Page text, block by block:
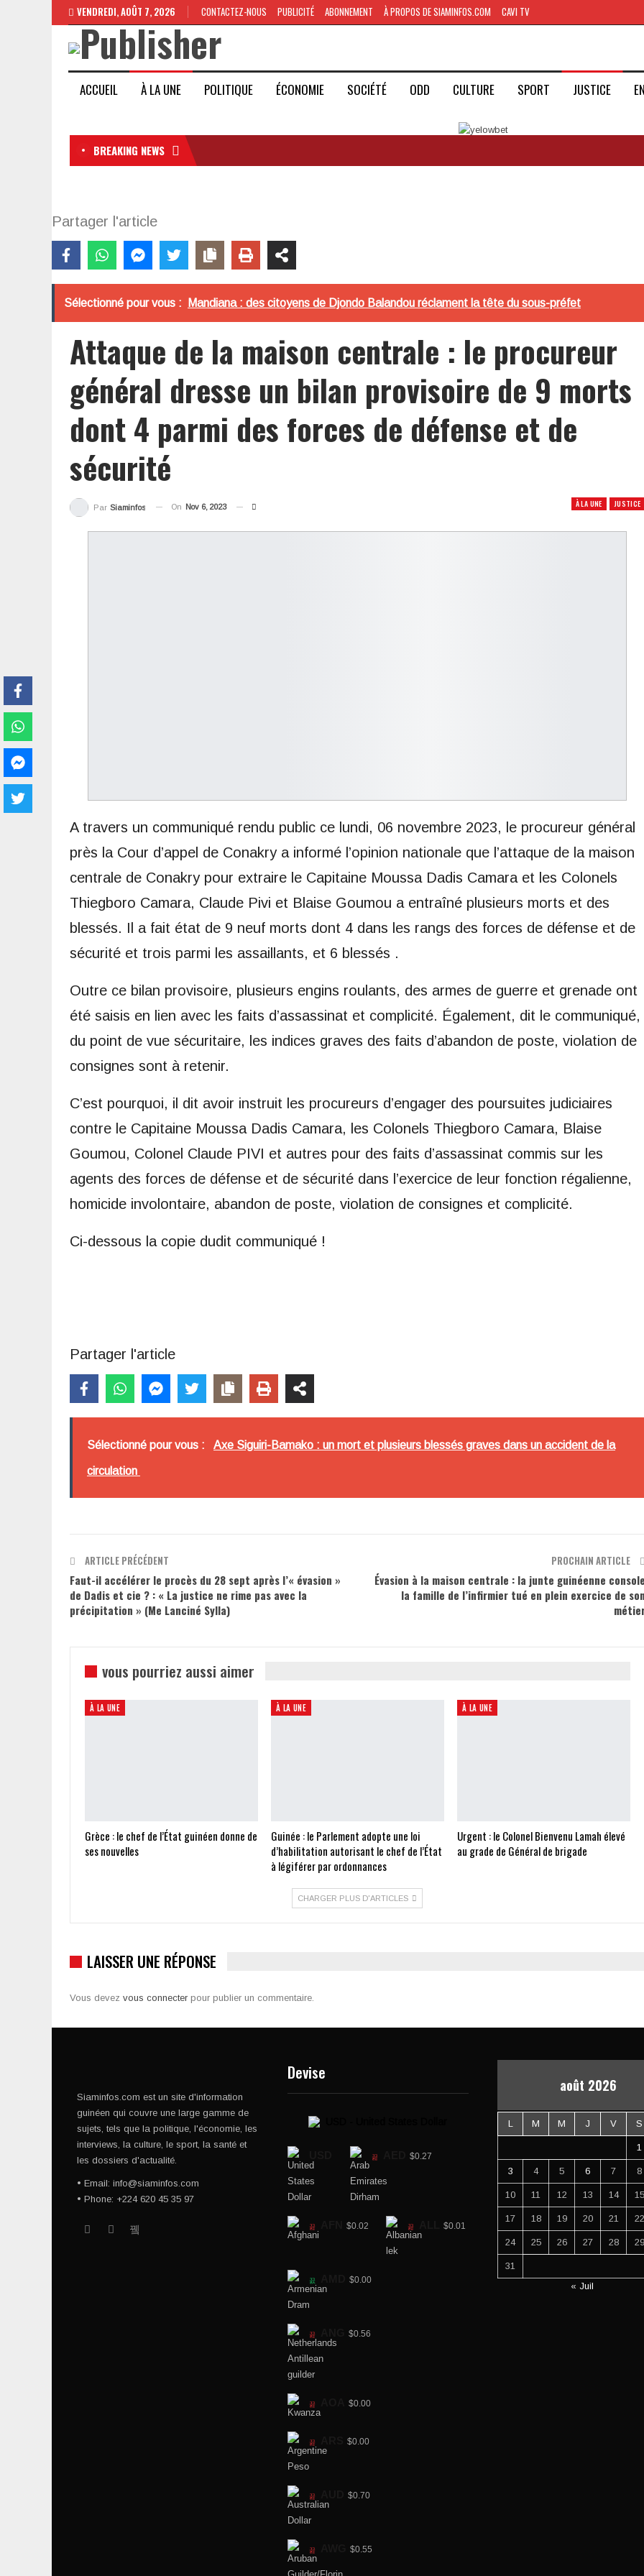
VENDREDI, AOÛT 7, 2026 CONTACTEZ-NOUS PUBLICITÉ ABONNEMENT À PROPOS DE SIAMINFOS.COM CAVI TV
ACCUEIL À LA UNE POLITIQUE ÉCONOMIE SOCIÉTÉ ODD CULTURE SPORT JUSTICE
BREAKING NEWS
Partager l'article
Sélectionné pour vous : Mandiana : des citoyens de Djondo Balandou réclament la tête du sous-préfet
Attaque de la maison centrale : le procureur
général dresse un bilan provisoire de 9 morts
dont 4 parmi des forces de défense et de
sécurité
À LA UNE JUSTICE
Par Siaminfos On Nov 6, 2023
A travers un communiqué rendu public ce lundi, 06 novembre 2023, le procureur général
près la Cour d’appel de Conakry a informé l’opinion nationale que l’attaque de la maison
centrale de Conakry pour extraire le Capitaine Moussa Dadis Camara et les Colonels
Thiegboro Camara, Claude Pivi et Blaise Goumou a entraîné plusieurs morts et des
blessés. Il a fait état de 9 neuf morts dont 4 dans les rangs des forces de défense et de
sécurité et trois parmi les assaillants, et 6 blessés .
Outre ce bilan provisoire, plusieurs engins roulants, des armes de guerre et grenade ont
été saisis en lien avec les faits d’assassinat et complicité. Également, dit le communiqué,
du point de vue sécuritaire, les indices graves des faits d’abandon de poste, violation de
consignes sont à retenir.
C’est pourquoi, il dit avoir instruit les procureurs d’engager des poursuites judiciaires
contre le Capitaine Moussa Dadis Camara, les Colonels Thiegboro Camara, Blaise
Goumou, Colonel Claude PIVI et autres pour des faits d’assassinat commis sur les
agents des forces de défense et de sécurité dans l’exercice de leur fonction régalienne,
homicide involontaire, abandon de poste, violation de consignes et complicité.
Ci-dessous la copie dudit communiqué !
Partager l'article
Sélectionné pour vous : Axe Siguiri-Bamako : un mort et plusieurs blessés graves dans un accident de la
circulation
ARTICLE PRÉCÉDENT
Faut-il accélérer le procès du 28 sept après l’« évasion »
de Dadis et cie ? : « La justice ne rime pas avec la
précipitation » (Me Lanciné Sylla)
PROCHAIN ARTICLE
Évasion à la maison centrale : la junte guinéenne console
la famille de l’infirmier tué en plein exercice de son
vous pourriez aussi aimer
À LA UNE
Grèce : le chef de l’État guinéen donne de
ses nouvelles
À LA UNE
Guinée : le Parlement adopte une loi
d’habilitation autorisant le chef de l’État
à légiférer par ordonnances
À LA UNE
Urgent : le Colonel Bienvenu Lamah élevé
au grade de Général de brigade
CHARGER PLUS D'ARTICLES
LAISSER UNE RÉPONSE
Vous devez vous connecter pour publier un commentaire.
Siaminfos.com est un site d'information
guinéen qui couvre une large gamme de
sujets, tels que la politique, l'économie, les
interviews, la culture, le sport, la santé et
les dossiers d'actualité.
• Email: info@siaminfos.com
• Phone: +224 620 45 35 97
Devise
$0.27
$0.02 $0.01
$0.00
$0.56
$0.00
$0.00
$0.70
$0.55
août 2026
L M M J V S
1
3 4 5 6 7 8
10 11 12 13 14 15
17 18 19 20 21 22
24 25 26 27 28 29
31
« Juil